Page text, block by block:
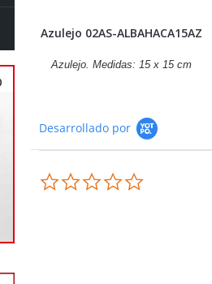
Azulejo 02AS-ALBAHACA15AZ
Azulejo. Medidas: 15 x 15 cm
Desarrollado por